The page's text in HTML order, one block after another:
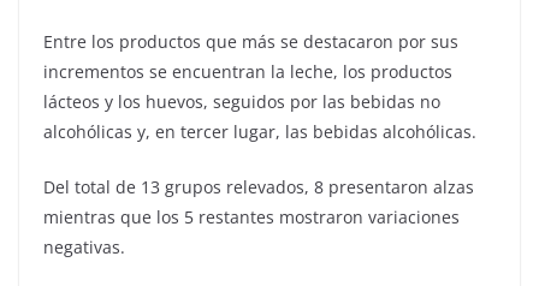
Entre los productos que más se destacaron por sus
incrementos se encuentran la leche, los productos
lácteos y los huevos, seguidos por las bebidas no
alcohólicas y, en tercer lugar, las bebidas alcohólicas.
Del total de 13 grupos relevados, 8 presentaron alzas
mientras que los 5 restantes mostraron variaciones
negativas.